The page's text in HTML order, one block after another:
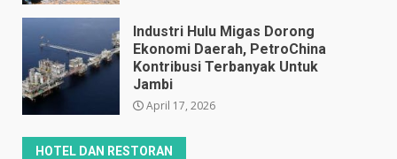
Industri Hulu Migas Dorong
Ekonomi Daerah, PetroChina
Kontribusi Terbanyak Untuk
Jambi
April 17, 2026
HOTEL DAN RESTORAN